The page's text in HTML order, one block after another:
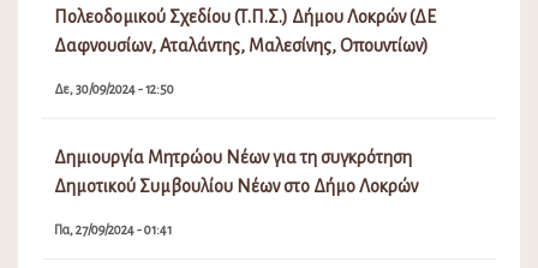
Πολεοδομικού Σχεδίου (Τ.Π.Σ.) Δήμου Λοκρών (ΔΕ
Δαφνουσίων, Αταλάντης, Μαλεσίνης, Οπουντίων)
Δε, 30/09/2024 - 12:50
Δημιουργία Μητρώου Νέων για τη συγκρότηση
Δημοτικού Συμβουλίου Νέων στο Δήμο Λοκρών
Πα, 27/09/2024 - 01:41